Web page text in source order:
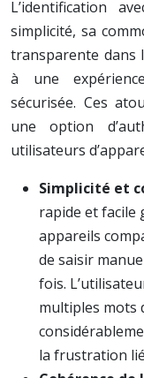
L’identification
simplicité, sa
transparente dans
à une
sécurisée. Ces
une option
utilisateurs
Simplicité et
rapide et facile
appareils
de saisir
fois.
multiples mots
la frustration